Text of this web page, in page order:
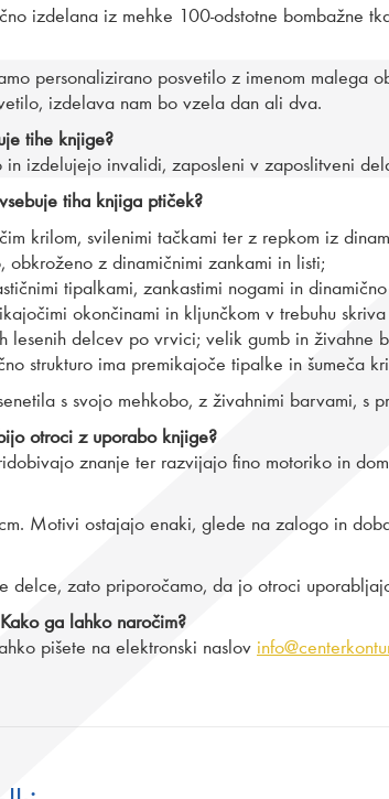
izdelana iz mehke 100-odstotne bombažne
personalizirano posvetilo z imenom malega
izdelava nam bo vzela dan ali dva.
tihe knjige?
izdelujejo invalidi, zaposleni v zaposlitveni
tiha knjiga ptiček?
krilom, svilenimi tačkami ter z repkom iz
obkroženo z dinamičnimi zankami in listi;
tipalkami, zankastimi nogami in dinamično
okončinami in kljunčkom v trebuhu
lesenih delcev po vrvici; velik gumb in živahne
strukturo ima premikajoče tipalke in šumeča
s svojo mehkobo, z živahnimi barvami,
otroci z uporabo knjige?
znanje ter razvijajo fino motoriko in
Motivi ostajajo enaki, glede na zalogo in
delce, zato priporočamo, da jo otroci
ga lahko naročim?
pišete na elektronski naslov